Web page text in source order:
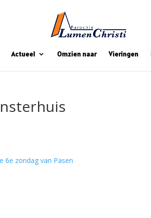
Actueel Omzien naar Vieringen
6e zondag van Pasen